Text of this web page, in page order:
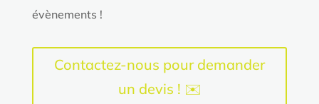
évènements !
Contactez-nous pour demander
un devis ! ✉️